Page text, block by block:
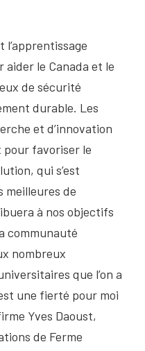
l’apprentissage
le Canada et le
de sécurité
durable. Les
et d’innovation
favoriser le
qui s’est
meilleures de
à nos objectifs
communauté
nombreux
que l’on a
une fierté pour moi
Yves Daoust,
de Ferme